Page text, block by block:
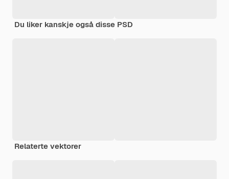
Du liker kanskje også disse PSD
Relaterte vektorer